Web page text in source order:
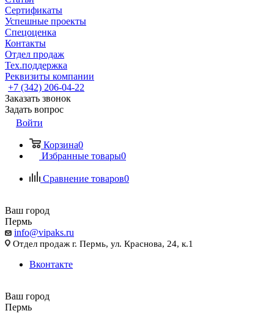
Сертификаты
Успешные проекты
Спецоценка
Контакты
Отдел продаж
Тех.поддержка
Реквизиты компании
+7 (342) 206-04-22
Заказать звонок
Задать вопрос
Войти
Корзина0
Избранные товары0
Сравнение товаров0
Ваш город
Пермь
info@vipaks.ru
Отдел продаж г. Пермь, ул. Краснова, 24, к.1
Вконтакте
Ваш город
Пермь